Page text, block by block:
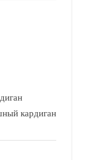
кардиган